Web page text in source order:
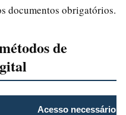
documentos obrigatórios.
de
Acesso necessário